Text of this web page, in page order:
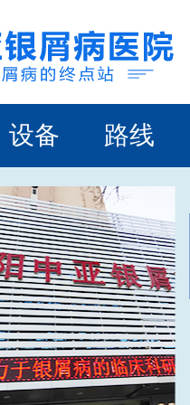
设备 路线